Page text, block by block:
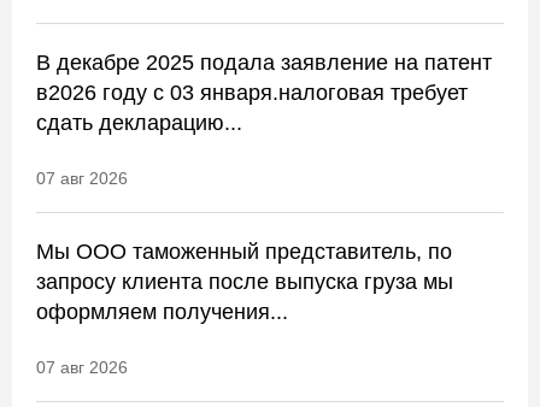
В декабре 2025 подала заявление на патент
в2026 году с 03 января.налоговая требует
сдать декларацию...
07 авг 2026
Мы ООО таможенный представитель, по
запросу клиента после выпуска груза мы
оформляем получения...
07 авг 2026